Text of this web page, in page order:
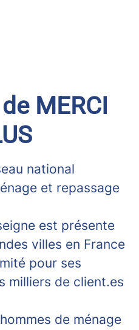
MERCI
national
et repassage
est présente
villes en France
pour ses
milliers de client.es
de ménage